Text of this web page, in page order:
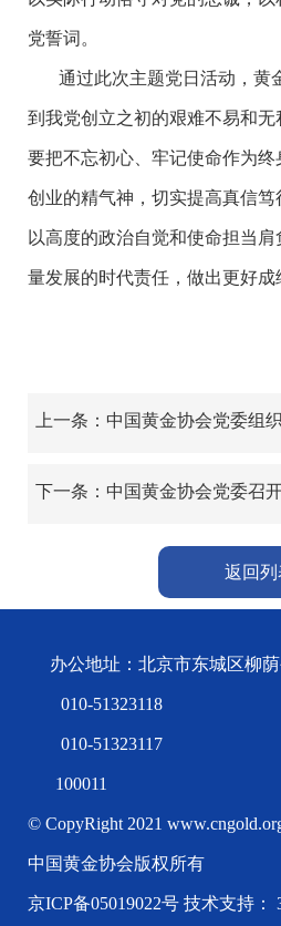
党誓词。
通过此次主题党日活动，黄
到我党创立之初的艰难不易和
要把不忘初心、牢记使命作为
创业的精气神，切实提高真信笃
以高度的政治自觉和使命担当
量发展的时代责任，做出更好成
上一条：中国黄金协会党委组
下一条：中国黄金协会党委召
返回列
办公地址：北京市东城区柳
010-51323118
010-51323117
100011
© CopyRight 2021
中国黄金协会版权所有
京ICP备05019022号技术支持：